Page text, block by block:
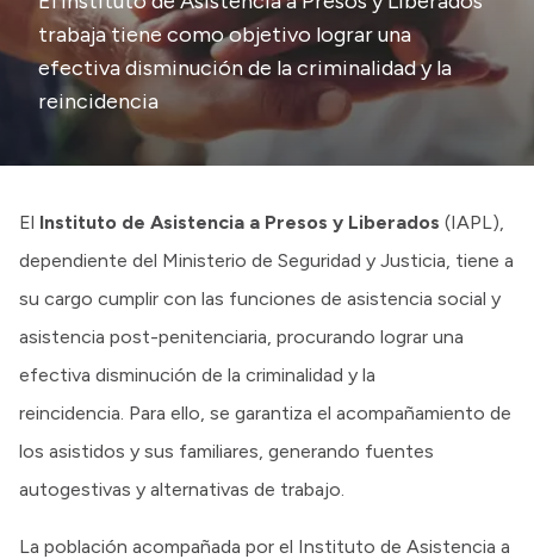
Compras y licitaciones
Consulta de expedientes
Consulta de pago a proveedores
Convocatorias
Login
trabaja tiene como objetivo lograr una
efectiva disminución de la criminalidad y la
reincidencia
El Instituto de Asistencia a Presos y Liberados (IAPL),
dependiente del Ministerio de Seguridad y Justicia, tiene a
su cargo cumplir con las funciones de asistencia social y
asistencia post-penitenciaria, procurando lograr una
efectiva disminución de la criminalidad y la
reincidencia. Para ello, se garantiza el acompañamiento de
los asistidos y sus familiares, generando fuentes
autogestivas y alternativas de trabajo.
La población acompañada por el Instituto de Asistencia a